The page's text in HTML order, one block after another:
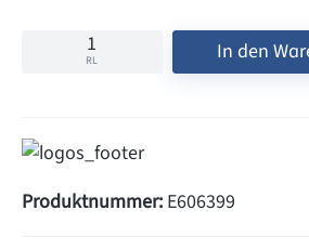
RL In den
Produktnummer: E606399